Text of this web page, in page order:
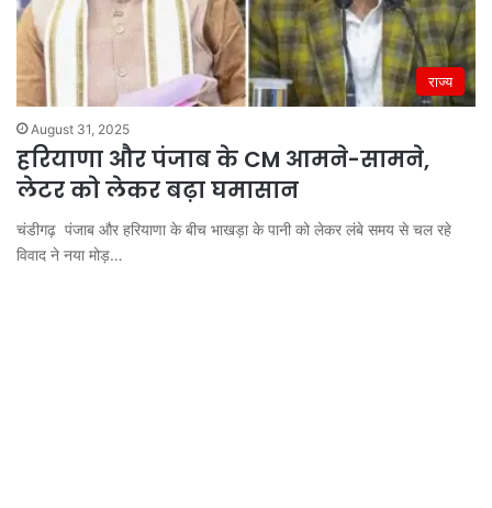
राज्य
August 31, 2025
हरियाणा और पंजाब के CM आमने-सामने,
लेटर को लेकर बढ़ा घमासान
चंडीगढ़ पंजाब और हरियाणा के बीच भाखड़ा के पानी को लेकर लंबे समय से चल रहे
विवाद ने नया मोड़…